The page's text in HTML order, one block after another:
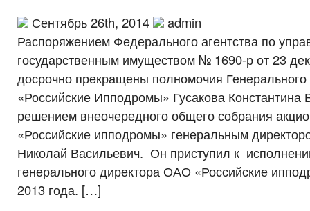
Сентябрь 26th, 2014
admin
Распоряжением Федерального агентства по
государственным имуществом № 1690-р от 23
досрочно прекращены полномочия
«Российские Ипподромы» Гусакова Константина
решением внеочередного общего собрания
«Российские ипподромы» генеральным
Николай Васильевич. Он приступил к
генерального директора ОАО «Российские
2013 года. […]